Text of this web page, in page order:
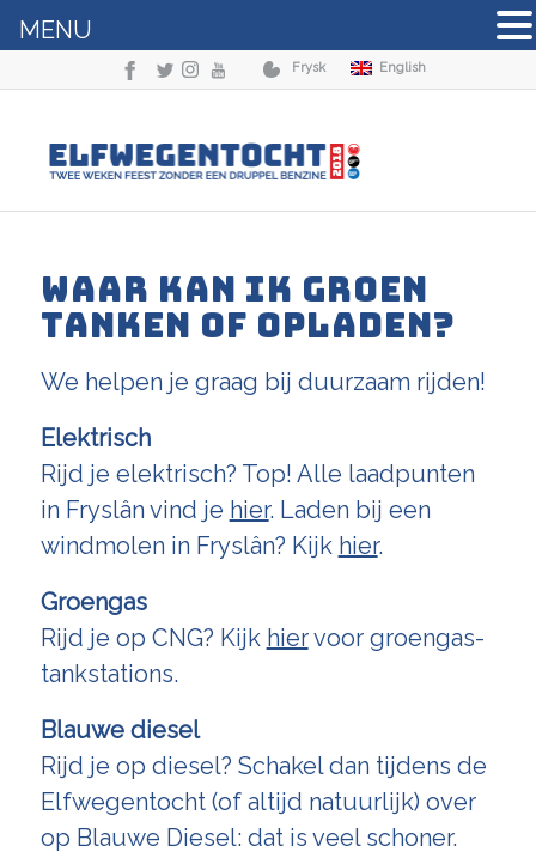
Frysk English
WAAR KAN IK GROEN
TANKEN OF OPLADEN?
We helpen je graag bij duurzaam rijden!
Elektrisch
Rijd je elektrisch? Top! Alle laadpunten
in Fryslân vind je hier. Laden bij een
windmolen in Fryslân? Kijk hier.
Groengas
Rijd je op CNG? Kijk hiervoor groengas-
tankstations.
Blauwe diesel
Rijd je op diesel? Schakel dan tijdens de
Elfwegentocht (of altijd natuurlijk) over
op Blauwe Diesel: dat is veel schoner.
MENU